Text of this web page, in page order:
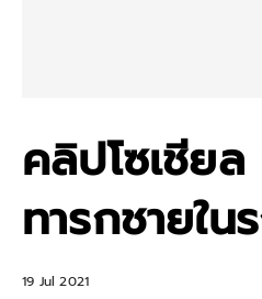
คลิปโซเชีย
ทารกชายใน
19 Jul 2021